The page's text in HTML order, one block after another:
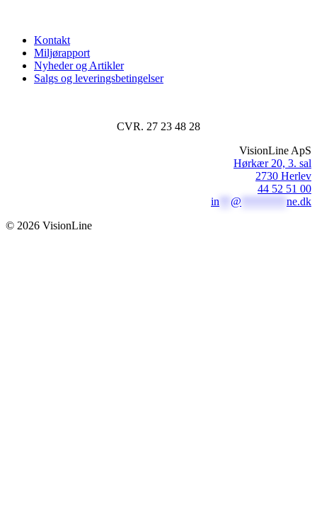
Kontakt
Miljørapport
Nyheder og Artikler
Salgs og leveringsbetingelser
CVR. 27 23 48 28
VisionLine ApS
Hørkær 20, 3. sal
2730 Herlev
44 52 51 00
in
@
ne.dk
© 2026 VisionLine